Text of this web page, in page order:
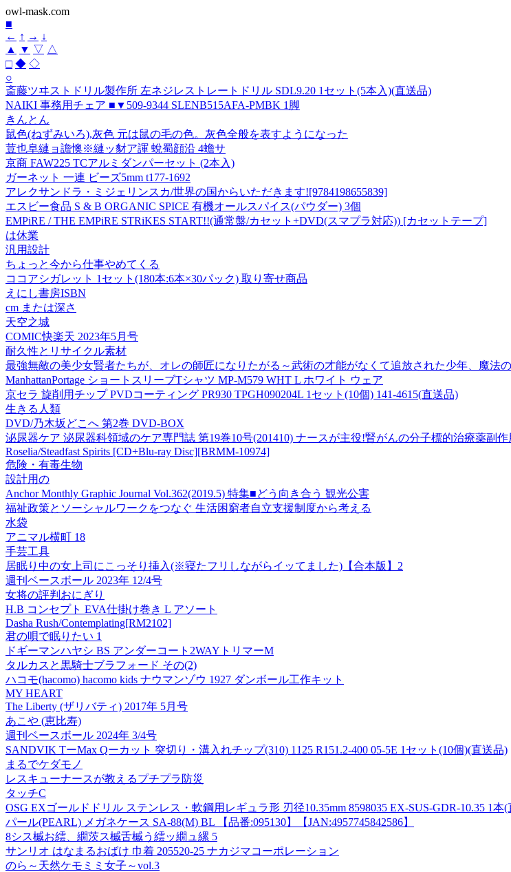
owl-mask.com
■
← ↑ → ↓
▲
▼ ▽ △
□ ◆ ◇
○
斎藤ツヰストドリル製作所 左ネジレストレートドリル SDL9.20 1セット(5本入)(直送品)
NAIKI 事務用チェア ■▼509-9344 SLENB515AFA-PMBK 1脚
きんとん
鼠色(ねずみいろ),灰色 元は鼠の毛の色。灰色全般を表すようになった
荳也阜縺ョ譫懊※縺ッ豺ア諢 蛻蜀顔沿 4蟾サ
京商 FAW225 TCアルミダンパーセット (2本入)
ガーネット 一連 ビーズ5mm t177-1692
アレクサンドラ・ミジェリンスカ/世界の国からいただきます![9784198655839]
エスビー食品 S & B ORGANIC SPICE 有機オールスパイス(パウダー) 3個
EMPiRE / THE EMPiRE STRiKES START!!(通常盤/カセット+DVD(スマプラ対応)) [カセットテープ]
は休業
汎用設計
ちょっと今から仕事やめてくる
ココアシガレット 1セット(180本:6本×30パック) 取り寄せ商品
えにし書房ISBN
cm または深さ
天空之城
COMIC快楽天 2023年5月号
耐久性とリサイクル素材
最強無敵の美少女賢者たちが、オレの師匠になりたがる～武術の才能がなくて追放された少年、魔法
ManhattanPortage ショートスリーブTシャツ MP-M579 WHT L ホワイト ウェア
京セラ 旋削用チップ PVDコーティング PR930 TPGH090204L 1セット(10個) 141-4615(直送品)
生きる人類
DVD/乃木坂どこへ 第2巻 DVD-BOX
泌尿器ケア 泌尿器科領域のケア専門誌 第19巻10号(201410) ナースが主役!腎がんの分子標的治療薬副作
Roselia/Steadfast Spirits [CD+Blu-ray Disc][BRMM-10974]
危険・有毒生物
設計用の
Anchor Monthly Graphic Journal Vol.362(2019.5) 特集■どう向き合う 観光公害
福祉政策とソーシャルワークをつなぐ 生活困窮者自立支援制度から考える
水袋
アニマル横町 18
手芸工具
居眠り中の女上司にこっそり挿入(※寝たフリしながらイッてました)【合本版】2
週刊ベースボール 2023年 12/4号
女将の評判おにぎり
H.B コンセプト EVA仕掛け巻き L アソート
Dasha Rush/Contemplating[RM2102]
君の唄で眠りたい 1
ドギーマンハヤシ BS アンダーコート2WAYトリマーM
タルカスと黒騎士ブラフォード その(2)
ハコモ(hacomo) hacomo kids ナウマンゾウ 1927 ダンボール工作キット
MY HEART
The Liberty (ザリバティ) 2017年 5月号
あこや (恵比寿)
週刊ベースボール 2024年 3/4号
SANDVIK TーMax Qーカット 突切り・溝入れチップ(310) 1125 R151.2-400 05-5E 1セット(10個)(直送品)
まるでケダモノ
レスキューナースが教えるプチプラ防災
タッチC
OSG EXゴールドドリル ステンレス・軟鋼用レギュラ形 刃径10.35mm 8598035 EX-SUS-GDR-10.35 1本
パール(PEARL) メガネケース SA-88(M) BL 【品番:095130】【JAN:4957745842586】
8シス槭お繧、繝茨ス槭舌槭う繧ッ繝ュ縲 5
サンリオ はなまるおばけ 巾着 205520-25 ナカジマコーポレーション
のら～天然ケモミミ女子～vol.3